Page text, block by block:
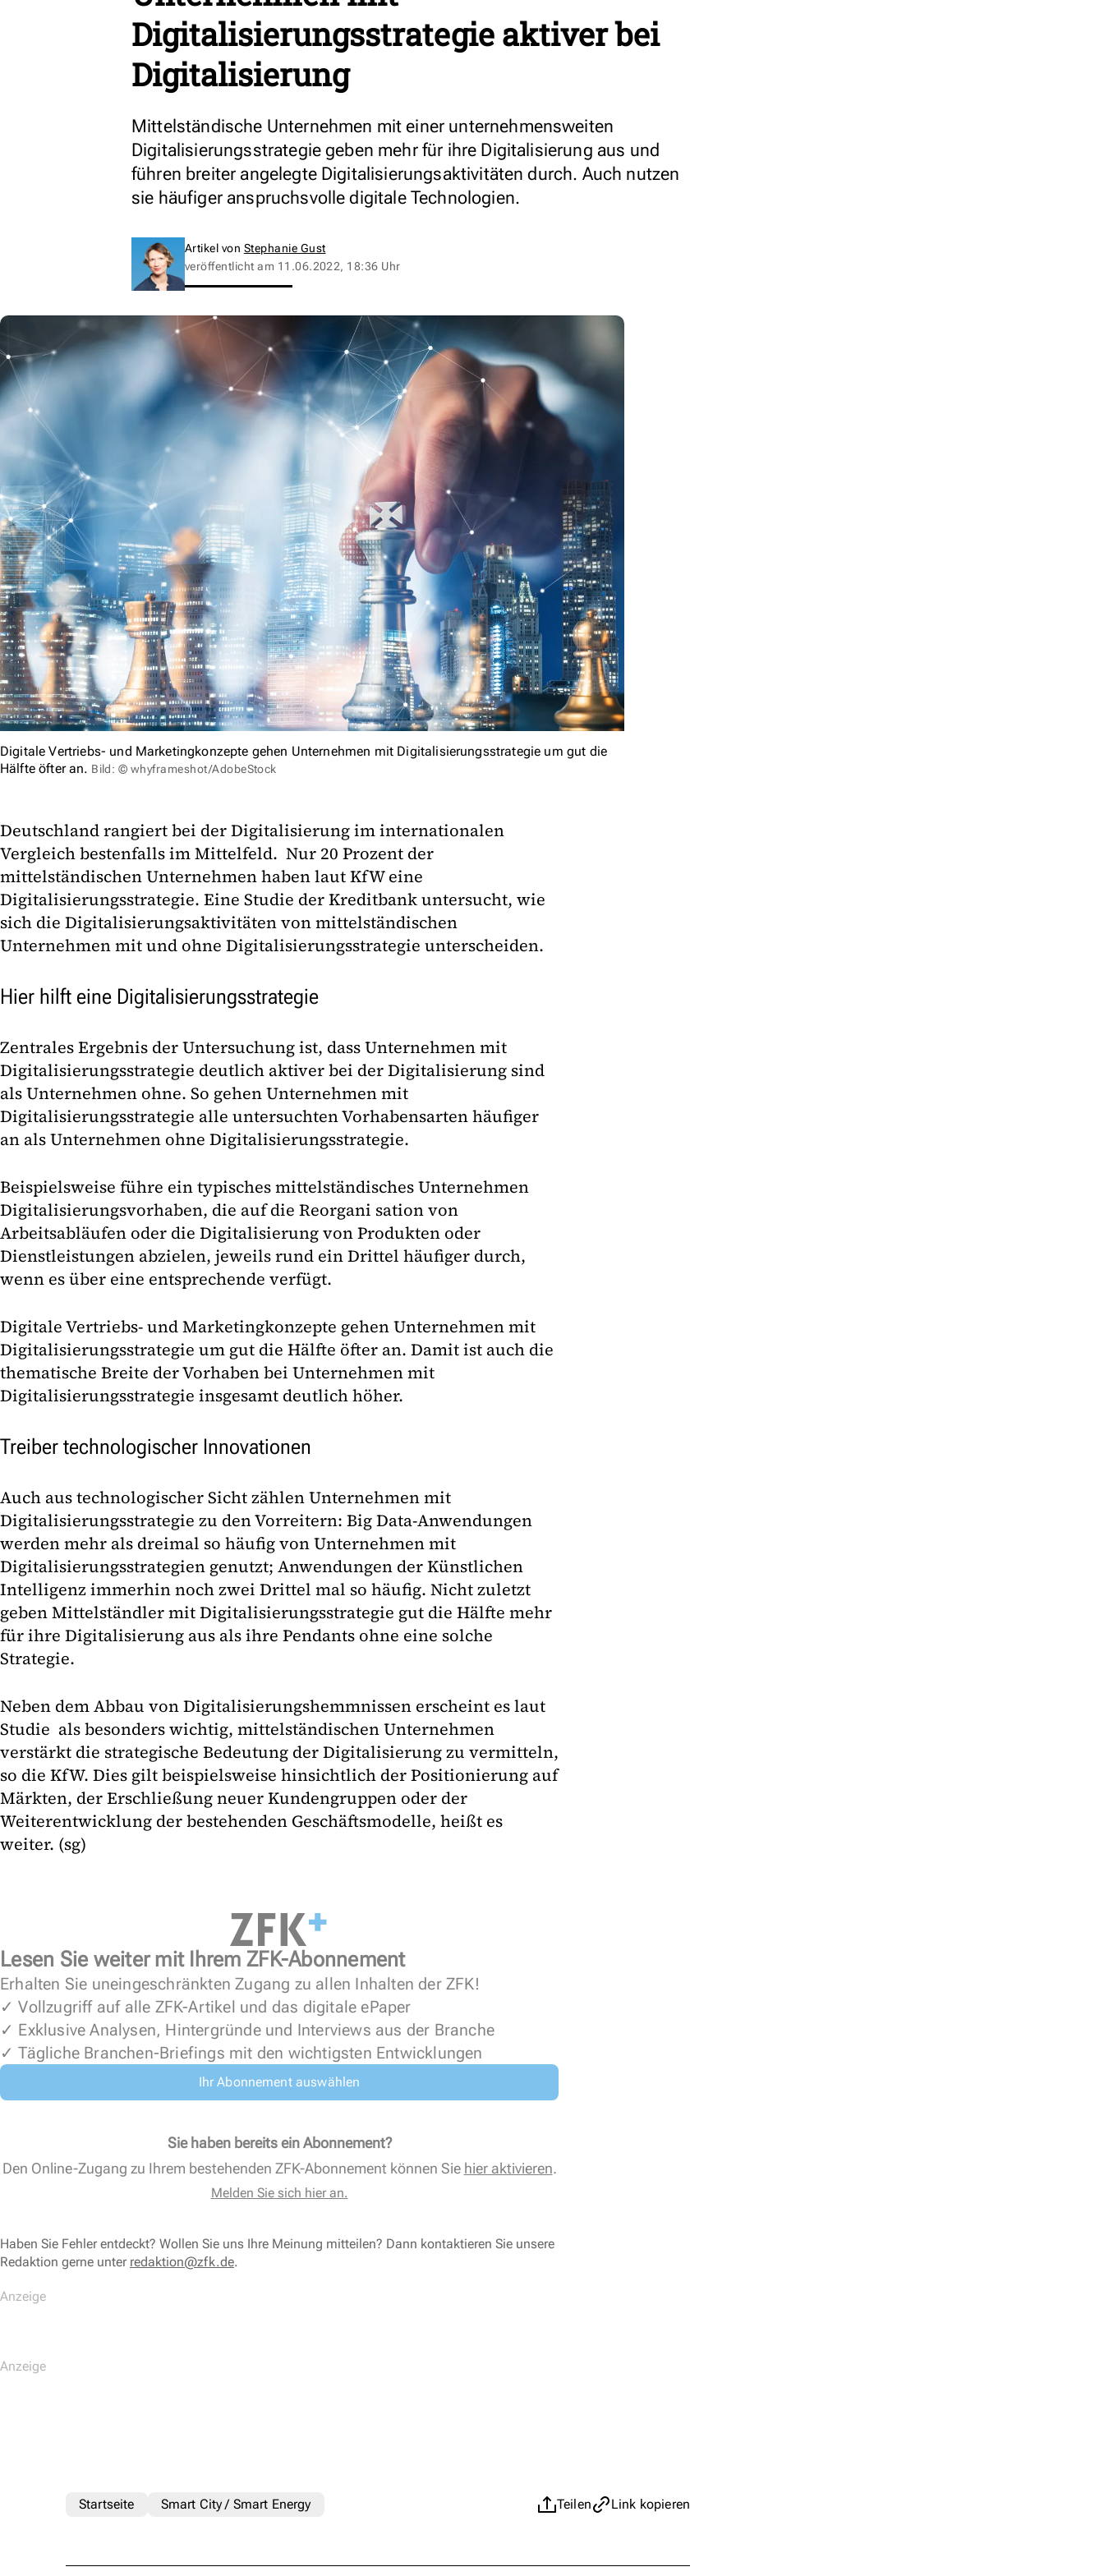
Digitalisierungsstrategie aktiver bei
Digitalisierung
Mittelständische Unternehmen mit einer unternehmensweiten
Digitalisierungsstrategie geben mehr für ihre Digitalisierung aus und
führen breiter angelegte Digitalisierungsaktivitäten durch. Auch nutzen
sie häufiger anspruchsvolle digitale Technologien.
Artikel von Stephanie Gust
veröffentlicht am 11.06.2022, 18:36 Uhr
Digitale Vertriebs- und Marketingkonzepte gehen Unternehmen mit Digitalisierungsstrategie um gut die
Hälfte öfter an. Bild: © whyframeshot/AdobeStock
Deutschland rangiert bei der Digitalisierung im internationalen
Vergleich bestenfalls im Mittelfeld. Nur 20 Prozent der
mittelständischen Unternehmen haben laut KfW eine
Digitalisierungsstrategie. Eine Studie der Kreditbank untersucht, wie
sich die Digitalisierungsaktivitäten von mittelständischen
Unternehmen mit und ohne Digitalisierungsstrategie unterscheiden.
Hier hilft eine Digitalisierungsstrategie
Zentrales Ergebnis der Untersuchung ist, dass Unternehmen mit
Digitalisierungsstrategie deutlich aktiver bei der Digitalisierung sind
als Unternehmen ohne. So gehen Unternehmen mit
Digitalisierungsstrategie alle untersuchten Vorhabensarten häufiger
an als Unternehmen ohne Digitalisierungsstrategie.
Beispielsweise führe ein typisches mittelständisches Unternehmen
Digitalisierungsvorhaben, die auf die Reorgani sation von
Arbeitsabläufen oder die Digitalisierung von Produkten oder
Dienstleistungen abzielen, jeweils rund ein Drittel häufiger durch,
wenn es über eine entsprechende verfügt.
Digitale Vertriebs- und Marketingkonzepte gehen Unternehmen mit
Digitalisierungsstrategie um gut die Hälfte öfter an. Damit ist auch die
thematische Breite der Vorhaben bei Unternehmen mit
Digitalisierungsstrategie insgesamt deutlich höher.
Treiber technologischer Innovationen
Auch aus technologischer Sicht zählen Unternehmen mit
Digitalisierungsstrategie zu den Vorreitern: Big Data-Anwendungen
werden mehr als dreimal so häufig von Unternehmen mit
Digitalisierungsstrategien genutzt; Anwendungen der Künstlichen
Intelligenz immerhin noch zwei Drittel mal so häufig. Nicht zuletzt
geben Mittelständler mit Digitalisierungsstrategie gut die Hälfte mehr
für ihre Digitalisierung aus als ihre Pendants ohne eine solche
Strategie.
Neben dem Abbau von Digitalisierungshemmnissen erscheint es laut
Studie als besonders wichtig, mittelständischen Unternehmen
verstärkt die strategische Bedeutung der Digitalisierung zu vermitteln,
so die KfW. Dies gilt beispielsweise hinsichtlich der Positionierung auf
Märkten, der Erschließung neuer Kundengruppen oder der
Weiterentwicklung der bestehenden Geschäftsmodelle, heißt es
weiter. (sg)
Lesen Sie weiter mit Ihrem ZFK-Abonnement
Erhalten Sie uneingeschränkten Zugang zu allen Inhalten der ZFK!
✓ Vollzugriff auf alle ZFK-Artikel und das digitale ePaper
✓ Exklusive Analysen, Hintergründe und Interviews aus der Branche
✓ Tägliche Branchen-Briefings mit den wichtigsten Entwicklungen
Ihr Abonnement auswählen
Sie haben bereits ein Abonnement?
Den Online-Zugang zu Ihrem bestehenden ZFK-Abonnement können Sie hier aktivieren.
Melden Sie sich hier an.
Haben Sie Fehler entdeckt? Wollen Sie uns Ihre Meinung mitteilen? Dann kontaktieren Sie unsere
Redaktion gerne unter redaktion@zfk.de.
Teilen Link kopieren
Startseite Smart City / Smart Energy